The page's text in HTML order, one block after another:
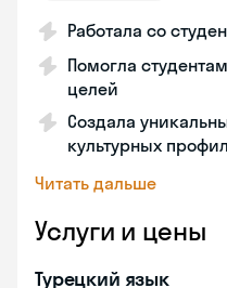
Работала со
Помогла
целей
Создала
культурных
Читать дальше
Услуги и цены
Турецкий язык